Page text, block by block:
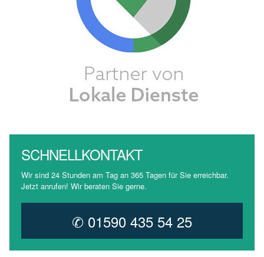
SCHNELLKONTAKT
Wir sind 24 Stunden am Tag an 365 Tagen für Sie erreichbar.
Jetzt anrufen! Wir beraten Sie gerne.
✆ 01590 435 54 25